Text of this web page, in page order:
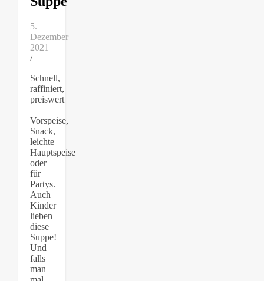
5.
Dezember
2021
/
Schnell,
raffiniert,
preiswert
–
Vorspeise,
Snack,
leichte
Hauptspeise
oder
für
Partys.
Auch
Kinder
lieben
diese
Suppe!
Und
falls
man